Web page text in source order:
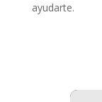
ayudarte.